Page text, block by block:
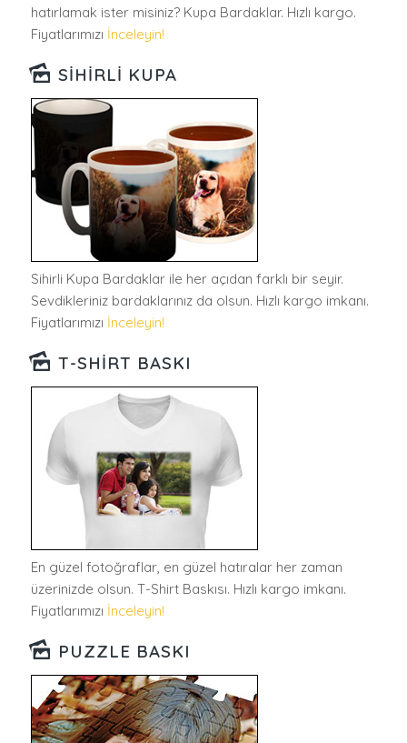
hatırlamak ister misiniz? Kupa Bardaklar. Hızlı kargo.
Fiyatlarımızı İnceleyin!
SIHIRLI KUPA
Sihirli Kupa Bardaklar ile her açıdan farklı bir seyir.
Sevdikleriniz bardaklarınız da olsun. Hızlı kargo imkanı.
Fiyatlarımızı İnceleyin!
T-SHIRT BASKI
En güzel fotoğraflar, en güzel hatıralar her zaman
üzerinizde olsun. T-Shirt Baskısı. Hızlı kargo imkanı.
Fiyatlarımızı İnceleyin!
PUZZLE BASKI